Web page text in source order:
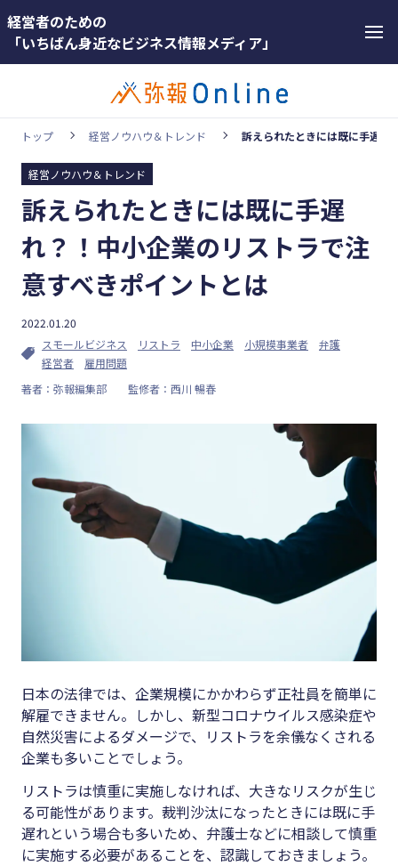
経営者のための
「いちばん身近なビジネス情報メディア」
カテゴリー
顧客獲得・売上アップ
人材（採用・育成・定着）
事業成長・経営力アップ
経営ノウハウ＆トレンド
弥生の製品・サービス
業務効率化
キーワード
#インボイス制度
#電子帳簿保存法
#生産性向上
#採用
#人材育成
#店舗経営
#クラブオフ
ホットワー
#インボ
イス
#インボ
イス制度
#電子帳
簿保存法
#集客
#店舗経
#クラブ
トップ 経営ノウハウ＆トレンド 訴えられたときには既に手遅れ
経営ノウハウ＆トレンド
訴えられたときには既に手遅
れ？！中小企業のリストラで注
意すべきポイントとは
2022.01.20
スモールビジネス
リストラ 中小企業 小規模事業者
弁護
経営者
雇用問題
著者：弥報編集部
監修者：西川 暢春
日本の法律では、企業規模にかかわらず正社員を簡単に
解雇できません。しかし、新型コロナウイルス感染症や
自然災害によるダメージで、リストラを余儀なくされる
企業も多いことでしょう。
リストラは慎重に実施しなければ、大きなリスクが生じ
る可能性があります。裁判沙汰になったときには既に手
遅れという場合も多いため、弁護士などに相談して慎重
に実施する必要があることを、認識しておきましょう。